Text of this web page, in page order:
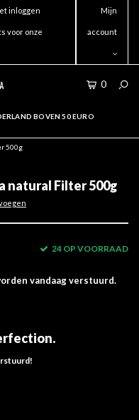
inloggen
voor onze
Mijn
account
0
BOVEN 50 EURO
500g
natural Filter 500g
24 OP VOORRAAD
vandaag verstuurd.
.